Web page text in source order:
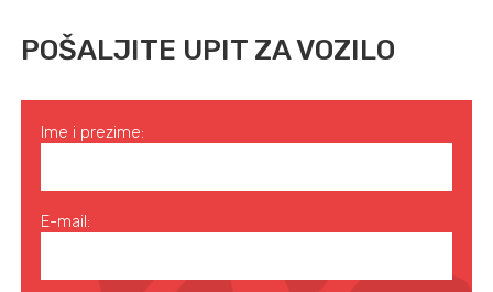
POŠALJITE UPIT ZA VOZILO
Ime i prezime:
E-mail: